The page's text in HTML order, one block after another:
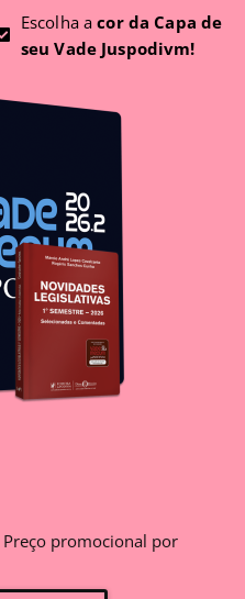
Escolha acor da Capa de
seu Vade Juspodivm!
promocional por